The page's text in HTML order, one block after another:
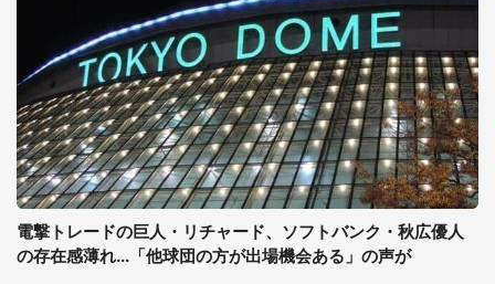
電撃トレードの巨人・リチャード、ソフトバンク・秋広優人
の存在感薄れ...「他球団の方が出場機会ある」の声が